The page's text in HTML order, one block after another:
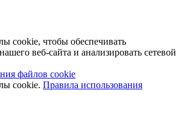
cookie, чтобы обеспечивать
веб-сайта и анализировать сетевой
файлов cookie
cookie. Правила использования